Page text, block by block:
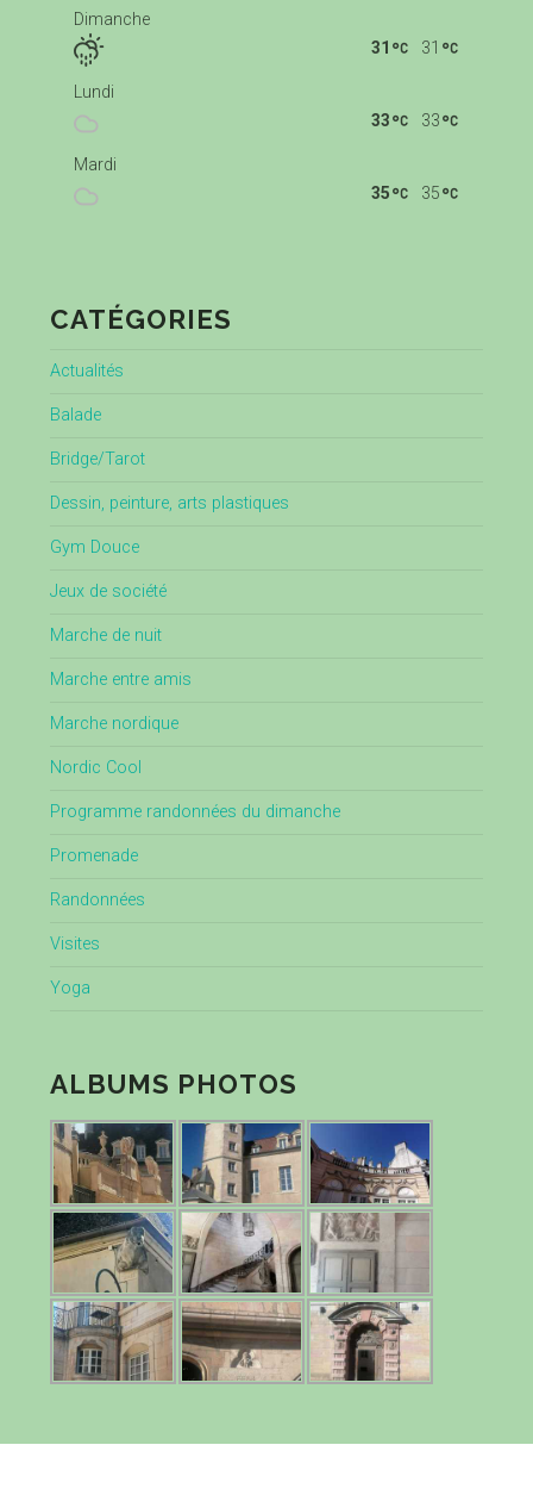
Dimanche
31
31
Lundi
33
33
Mardi
35
35
CATÉGORIES
Actualités
Balade
Bridge/Tarot
Dessin, peinture, arts plastiques
Gym Douce
Jeux de société
Marche de nuit
Marche entre amis
Marche nordique
Nordic Cool
Programme randonnées du dimanche
Promenade
Randonnées
Visites
Yoga
ALBUMS PHOTOS